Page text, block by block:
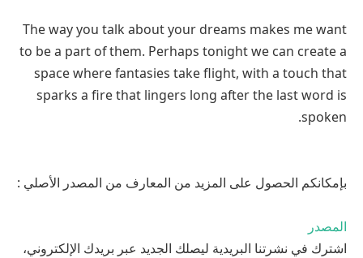
The way you talk about your dreams makes me want
to be a part of them. Perhaps tonight we can create a
space where fantasies take flight, with a touch that
sparks a fire that lingers long after the last word is
spoken.
بإمكانكم الحصول على المزيد من المعارف من المصدر الأصلي :
المصدر
اشترك في نشرتنا البريدية ليصلك الجديد عبر بريدك الإلكتروني،